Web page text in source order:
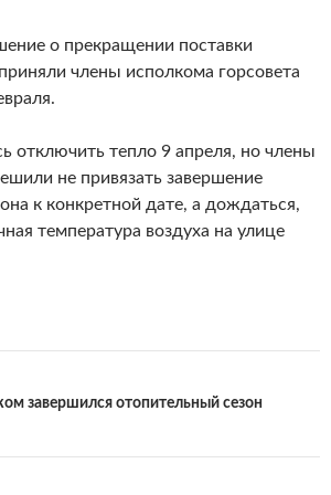
о прекращении поставки
члены исполкома горсовета
отключить тепло 9 апреля, но члены
не привязать завершение
к конкретной дате, а дождаться,
температура воздуха на улице
завершился отопительный сезон